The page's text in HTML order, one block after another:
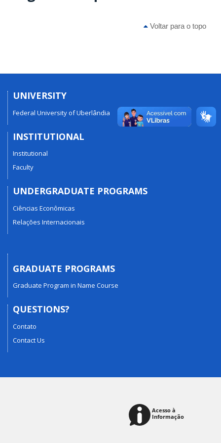
Voltar para o topo
UNIVERSITY
Federal University of Uberlândia
INSTITUTIONAL
Institutional
Faculty
UNDERGRADUATE PROGRAMS
Ciências Econômicas
Relações Internacionais
GRADUATE PROGRAMS
Graduate Program in Name Course
QUESTIONS?
Contato
Contact Us